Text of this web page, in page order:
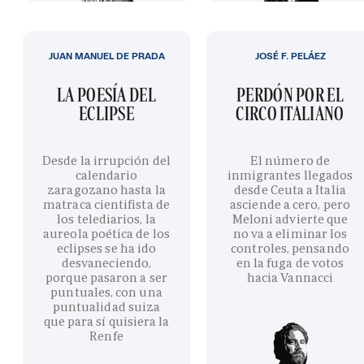
LA POESÍA DEL
ECLIPSE
Desde la irrupción del
calendario
zaragozano hasta la
matraca cientifista de
los telediarios, la
aureola poética de los
eclipses se ha ido
desvaneciendo,
porque pasaron a ser
puntuales, con una
puntualidad suiza
que para sí quisiera la
Renfe
JUAN MANUEL DE PRADA
PERDÓN POR EL
CIRCO ITALIANO
El número de
inmigrantes llegados
desde Ceuta a Italia
asciende a cero, pero
Meloni advierte que
no va a eliminar los
controles, pensando
en la fuga de votos
hacia Vannacci
JOSÉ F. PELÁEZ